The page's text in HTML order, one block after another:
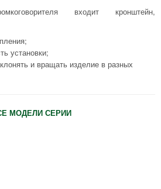
входит кронштейн,
установки;
и вращать изделие в разных
МОДЕЛИ СЕРИИ